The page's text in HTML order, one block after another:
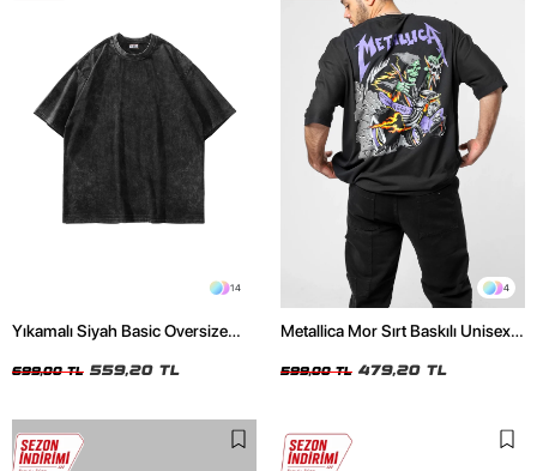
14
Yıkamalı Siyah Basic Oversize
699,00 TL 559,20 TL
4
Metallica Mor Sırt Baskılı Unisex
599,00 TL 479,20 TL